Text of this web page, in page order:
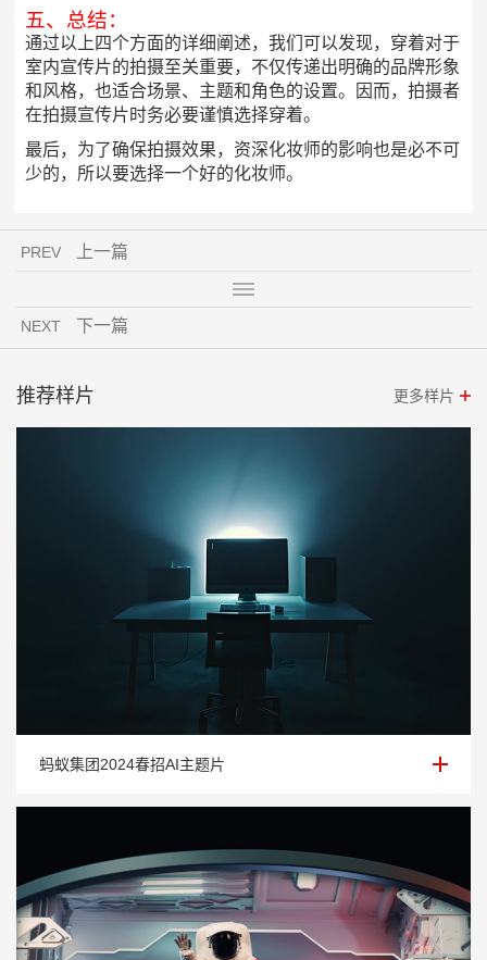
五、总结：
通过以上四个方面的详细阐述，我们可以发现，穿着对于
室内宣传片的拍摄至关重要，不仅传递出明确的品牌形象
和风格，也适合场景、主题和角色的设置。因而，拍摄者
在拍摄宣传片时务必要谨慎选择穿着。
最后，为了确保拍摄效果，资深化妆师的影响也是必不可
少的，所以要选择一个好的化妆师。
PREV 上一篇
NEXT 下一篇
推荐样片 更多样片
蚂蚁集团2024春招AI主题片
蚂蚁集团2024春招AI主题片